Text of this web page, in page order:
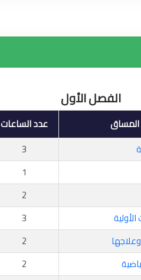
الفصل الأول
عدد الساعات
3
1
2
3
2
2